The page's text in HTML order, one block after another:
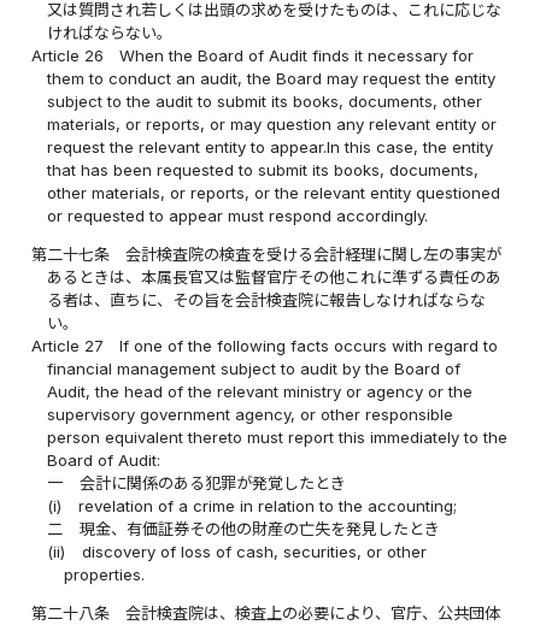
又は質問され若しくは出頭の求めを受けたものは、これに応じな
ければならない。
Article 26
When the Board of Audit finds it necessary for
them to conduct an audit, the Board may request the entity
subject to the audit to submit its books, documents, other
materials, or reports, or may question any relevant entity or
request the relevant entity to appear.In this case, the entity
that has been requested to submit its books, documents,
other materials, or reports, or the relevant entity questioned
or requested to appear must respond accordingly.
第二十七条
会計検査院の検査を受ける会計経理に関し左の事実が
あるときは、本属長官又は監督官庁その他これに準ずる責任のあ
る者は、直ちに、その旨を会計検査院に報告しなければならな
い。
Article 27
If one of the following facts occurs with regard to
financial management subject to audit by the Board of
Audit, the head of the relevant ministry or agency or the
supervisory government agency, or other responsible
person equivalent thereto must report this immediately to the
Board of Audit:
一
会計に関係のある犯罪が発覚したとき
(i)
revelation of a crime in relation to the accounting;
二
現金、有価証券その他の財産の亡失を発見したとき
(ii)
discovery of loss of cash, securities, or other
properties.
第二十八条
会計検査院は、検査上の必要により、官庁、公共団体